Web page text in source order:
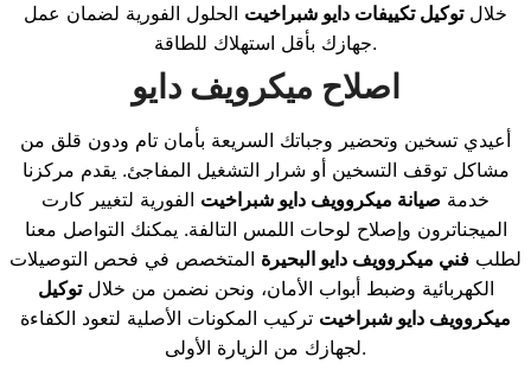
خلالتوكيل تكييفات دايو شبراخيت الحلول الفورية لضمان عمل
جهازك بأقل استهلاك للطاقة.
اصلاح ميكرويف دايو
أعيدي تسخين وتحضير وجباتك السريعة بأمان تام ودون قلق من
مشاكل توقف التسخين أو شرار التشغيل المفاجئ. يقدم مركزنا
خدمة صيانة ميكروويف دايو شبراخيت الفورية لتغيير كارت
الميجناترون وإصلاح لوحات اللمس التالفة. يمكنك التواصل معنا
لطلب فني ميكروويف دايو البحيرة المتخصص في فحص التوصيلات
الكهربائية وضبط أبواب الأمان، ونحن نضمن من خلالتوكيل
ميكروويف دايو شبراخيت تركيب المكونات الأصلية لتعود الكفاءة
لجهازك من الزيارة الأولى.